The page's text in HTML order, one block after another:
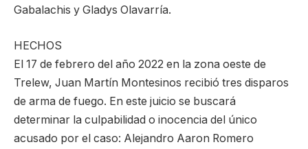
Gabalachis y Gladys Olavarría.
HECHOS
El 17 de febrero del año 2022 en la zona oeste de
Trelew, Juan Martín Montesinos recibió tres disparos
de arma de fuego. En este juicio se buscará
determinar la culpabilidad o inocencia del único
acusado por el caso: Alejandro Aaron Romero